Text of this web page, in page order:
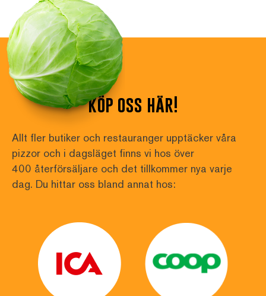
köp oss här!
Allt fler butiker och restauranger upptäcker våra
pizzor och i dagsläget finns vi hos över
400 återförsäljare och det tillkommer nya varje
dag. Du hittar oss bland annat hos: